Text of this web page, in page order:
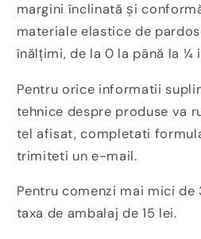
margini înclinată și
materiale elastice de
înălțimi, de la 0 la până la ¼
Pentru orice informatii
tehnice despre produse va
tel afisat, completati
trimiteti un e-mail.
Pentru comenzi mai mici
taxa de ambalaj de 15 lei.